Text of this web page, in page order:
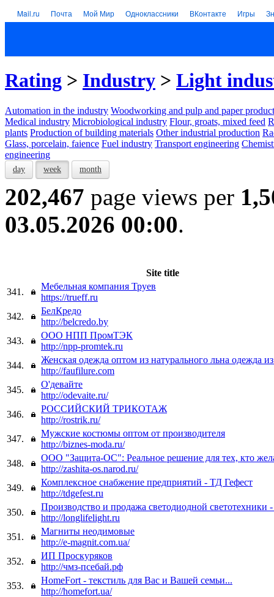
Mail.ru Почта Мой Мир Одноклассники ВКонтакте Игры
Rating > Industry > Light
Automation in the industry Woodworking and pulp and paper
Medical industry Microbiological industry Flour, groats, mixed feed
plants Production of building materials Other industrial production
Glass, porcelain, faience Fuel industry Transport engineering
engineering
day week month
202,467 page views per
03.05.2026 00:00.
Site title
341.
Мебельная компания Труев
https://trueff.ru
342.
БелКредо
http://belcredo.by
343.
ООО НПП ПромТЭК
http://npp-promtek.ru
344.
Женская одежда оптом из натурального льна одежда
http://faufilure.com
345.
О'девайте
http://odevaite.ru/
346.
РОССИЙСКИЙ ТРИКОТАЖ
http://rostrik.ru/
347.
Мужские костюмы оптом от производителя
http://biznes-moda.ru/
348.
ООО "Защита-ОС": Реальное решение для тех, кто
http://zashita-os.narod.ru/
349.
Комплексное снабжение предприятий - ТД Гефест
http://tdgefest.ru
350.
Производство и продажа светодиодной светотехники
http://longlifelight.ru
351.
Магниты неодимовые
http://e-magnit.com.ua/
352.
ИП Проскуряков
http://чмз-псебай.рф
353.
HomeFort - текстиль для Вас и Вашей семьи...
http://homefort.ua/